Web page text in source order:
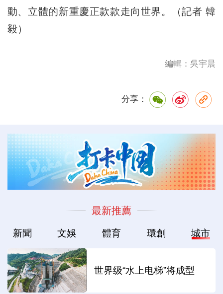
動、立體的新重慶正款款走向世界。（記者 韓
毅）
編輯：吳宇晨
分享：
最新推薦
新聞 文娛 體育 環創 城市
世界级“水上电梯”将成型